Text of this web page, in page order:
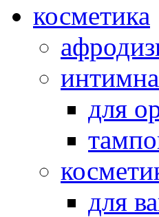
косметика
для
для